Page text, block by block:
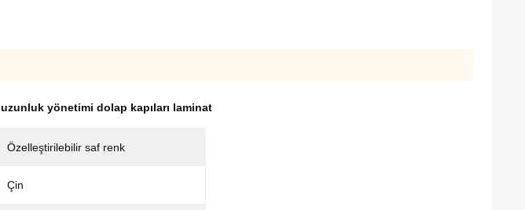
uzunluk yönetimi dolap kapıları laminat
Özelleştirilebilir saf renk
Çin